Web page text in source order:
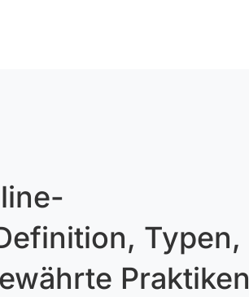
Typen,
Praktiken